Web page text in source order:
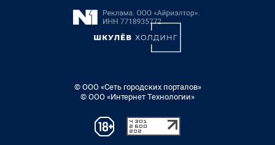
© ООО «Сеть городских порталов»
© ООО «Интернет Технологии»